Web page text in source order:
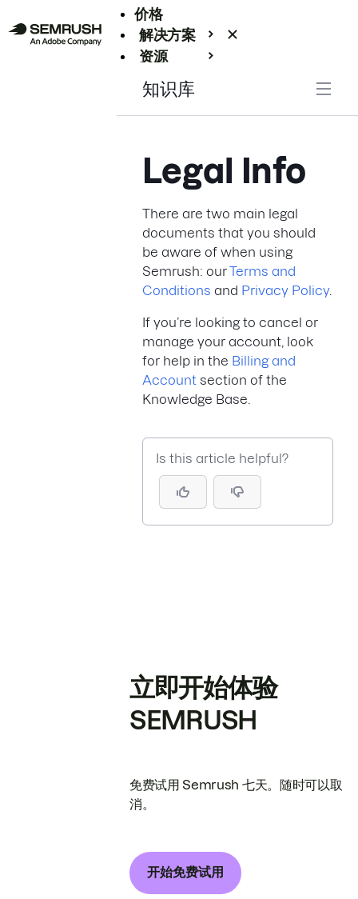
价格
解决方案
资源
Enterprise
知识库
Legal Info
There are two main legal
documents that you should
be aware of when using
Semrush: ourTerms and
Conditions and Privacy Policy.
If you’re looking to cancel or
manage your account, look
for help in the Billing and
Account section of the
Knowledge Base.
Is this article helpful?
立即开始体验
SEMRUSH
免费试用 Semrush 七天。随时可以取
消。
开始免费试用